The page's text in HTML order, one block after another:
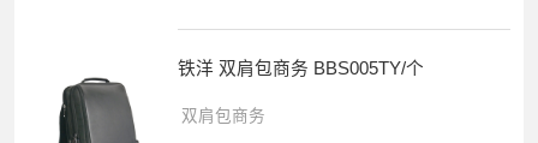
铁洋 双肩包商务 BBS005TY/个
双肩包商务